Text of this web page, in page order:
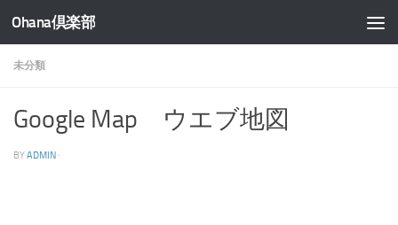
コンテンツへスキップ
Ohana倶楽部
未分類
Google Map ウエブ地図
BYADMIN ·